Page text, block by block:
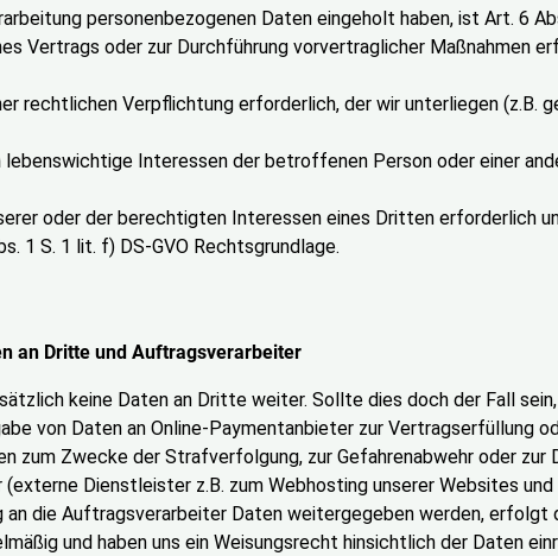
personenbezogenen Daten eingeholt haben, ist Art. 6
Vertrags oder zur Durchführung vorvertraglicher Maßnahmen
rechtlichen Verpflichtung erforderlich, der wir unterliegen
Interessen der betroffenen Person oder einer
oder der berechtigten Interessen eines Dritten erforderlich
1 S. 1 lit. f) DS-GVO Rechtsgrundlage.
an Dritte und Auftragsverarbeiter
keine Daten an Dritte weiter. Sollte dies doch der Fall
von Daten an Online-Paymentanbieter zur Vertragserfüllung
zum Zwecke der Strafverfolgung, zur Gefahrenabwehr oder
Dienstleister z.B. zum Webhosting unserer Websites
die Auftragsverarbeiter Daten weitergegeben werden, erfolgt
und haben uns ein Weisungsrecht hinsichtlich der Daten